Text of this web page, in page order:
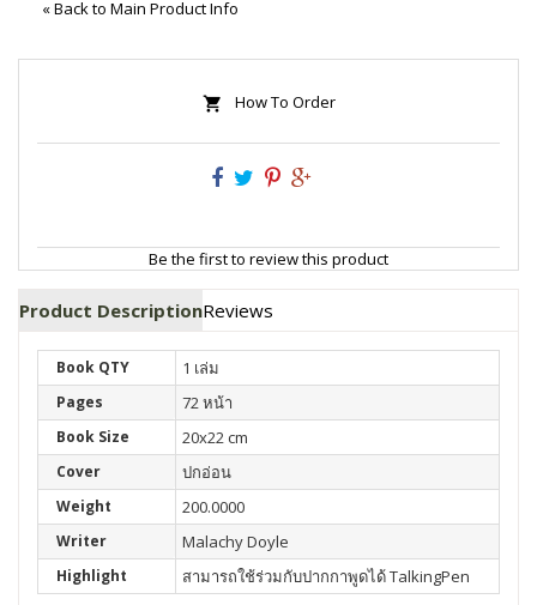
«Back to Main Product Info
How To Order
Be the first to review this product
Product DescriptionReviews
Book QTY 1 เล่ม
Pages 72 หน้า
Book Size 20x22 cm
Cover ปกอ่อน
Weight 200.0000
Writer Malachy Doyle
Highlight สามารถใช้ร่วมกับปากกาพูดได้ TalkingPen